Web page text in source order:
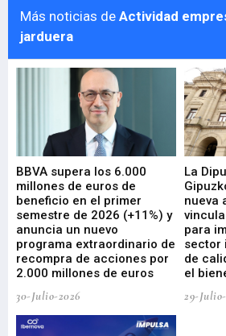
Más noticias de Actividad
jarduera
BBVA supera los 6.000
millones de euros de
beneficio en el primer
semestre de 2026 (+11%) y
anuncia un nuevo
programa extraordinario de
recompra de acciones por
2.000 millones de euros
30-Julio-2026
La
nueva
para
sector
de
el
29-